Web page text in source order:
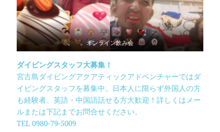
オンライン飲み会
ダイビングスタッフ大募集！
宮古島ダイビングアクアティックアドベンチャーではダ
イビングスタッフを募集中。日本人に限らず外国人の方
も経験者、英語・中国語話せる方大歓迎！詳しくはメー
ルまたは下記までお問合せください。
TEL 0980-79-5009